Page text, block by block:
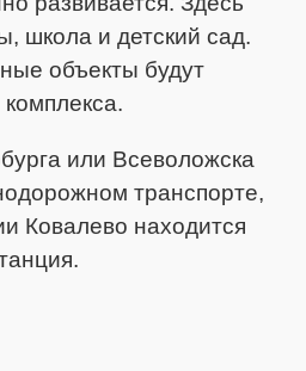
школа и детский сад.
объекты будут
или Всеволожска
транспорте,
Ковалево находится